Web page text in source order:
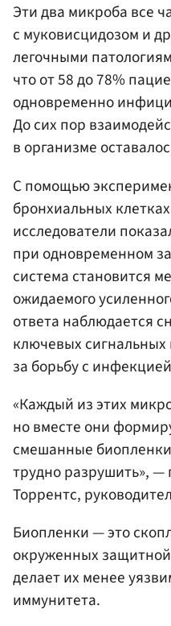
Эти два микроба все
с муковисцидозом и
легочными
что от 58 до 78%
одновременно
До сих пор
в организме
С помощью
бронхиальных
исследователи
при одновременном
система становится
ожидаемого
ответа наблюдается
ключевых
за борьбу с
«Каждый из этих
но вместе они
смешанные
трудно разрушить», —
Торрентс,
Биопленки — это
окруженных
делает их менее
иммунитета.